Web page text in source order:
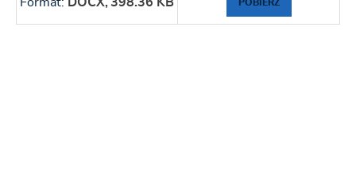
Format: DOCX, 398.36 KB POBIERZ